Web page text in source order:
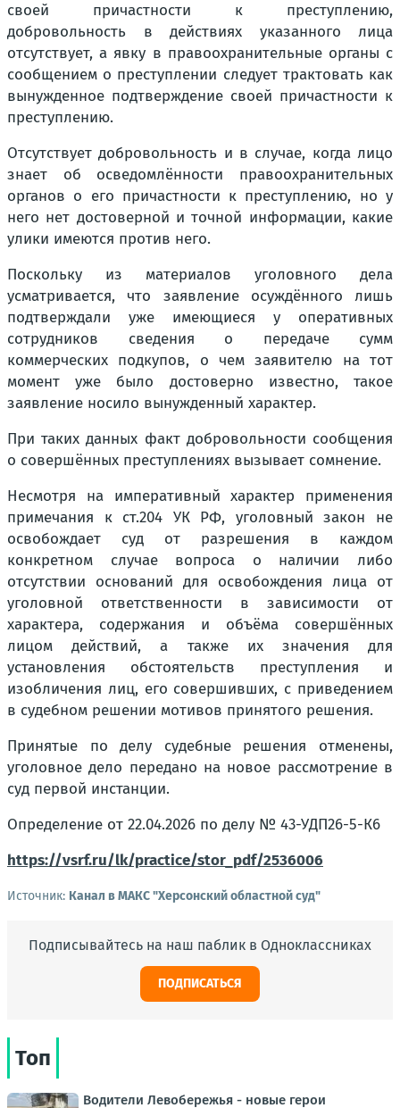
своей причастности к преступлению,
добровольность в действиях указанного лица
отсутствует, а явку в правоохранительные органы с
сообщением о преступлении следует трактовать как
вынужденное подтверждение своей причастности к
преступлению.
Отсутствует добровольность и в случае, когда лицо
знает об осведомлённости правоохранительных
органов о его причастности к преступлению, но у
него нет достоверной и точной информации, какие
улики имеются против него.
Поскольку из материалов уголовного дела
усматривается, что заявление осуждённого лишь
подтверждали уже имеющиеся у оперативных
сотрудников сведения о передаче сумм
коммерческих подкупов, о чем заявителю на тот
момент уже было достоверно известно, такое
заявление носило вынужденный характер.
При таких данных факт добровольности сообщения
о совершённых преступлениях вызывает сомнение.
Несмотря на императивный характер применения
примечания к ст.204 УК РФ, уголовный закон не
освобождает суд от разрешения в каждом
конкретном случае вопроса о наличии либо
отсутствии оснований для освобождения лица от
уголовной ответственности в зависимости от
характера, содержания и объёма совершённых
лицом действий, а также их значения для
установления обстоятельств преступления и
изобличения лиц, его совершивших, с приведением
в судебном решении мотивов принятого решения.
Принятые по делу судебные решения отменены,
уголовное дело передано на новое рассмотрение в
суд первой инстанции.
Определение от 22.04.2026 по делу № 43-УДП26-5-К6
https://vsrf.ru/lk/practice/stor_pdf/2536006
Источник: Канал в МАКС "Херсонский областной суд"
Подписывайтесь на наш паблик в Одноклассниках
ПОДПИСАТЬСЯ
Топ
Водители Левобережья - новые герои